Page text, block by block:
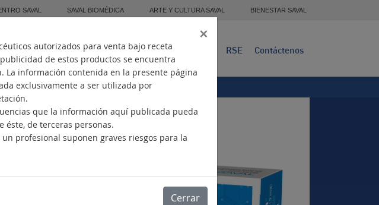
SAVAL SAVAL BIOMÉDICA ARTE Y CULTURA SAVAL BIENESTAR SAVAL
Somos Fabricación Presencia RSE Contáctenos
×
autorizados para venta bajo receta
de estos productos se encuentra
información contenida en la presente página
exclusivamente a ser utilizada por
que la información aquí publicada pueda
éste, de terceras personas.
profesional suponen graves riesgos para la
Cerrar